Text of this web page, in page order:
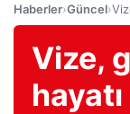
Haberler›Güncel›
Vize,